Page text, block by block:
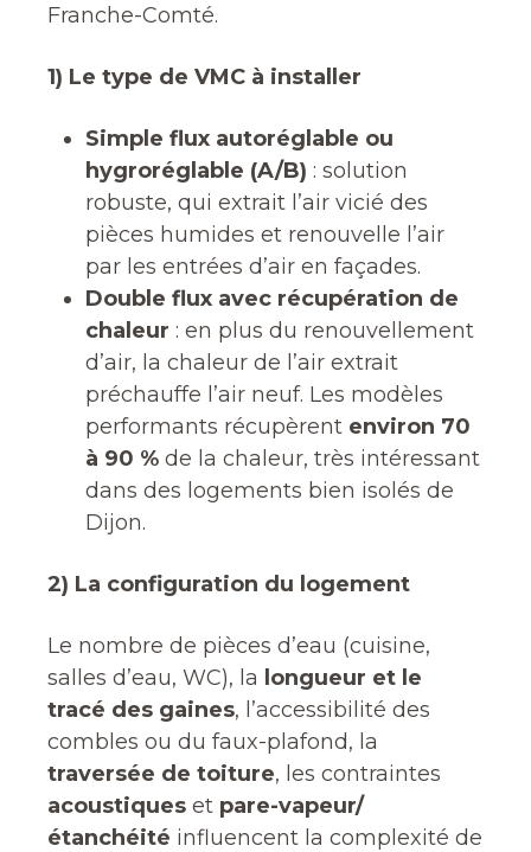
Franche-Comté.
1) Le type de VMC à installer
Simple flux autoréglable ou
hygroréglable (A/B) : solution
robuste, qui extrait l’air vicié des
pièces humides et renouvelle l’air
par les entrées d’air en façades.
Double flux avec récupération de
chaleur : en plus du renouvellement
d’air, la chaleur de l’air extrait
préchauffe l’air neuf. Les modèles
performants récupèrent environ 70
à 90 % de la chaleur, très intéressant
dans des logements bien isolés de
Dijon.
2) La configuration du logement
Le nombre de pièces d’eau (cuisine,
salles d’eau, WC), la longueur et le
tracé des gaines, l’accessibilité des
combles ou du faux-plafond, la
traversée de toiture, les contraintes
acoustiques et pare-vapeur/
étanchéité influencent la complexité de